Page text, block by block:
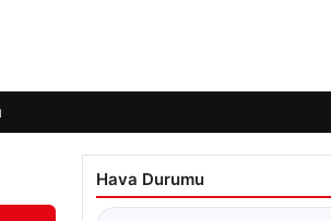
Hava Durumu